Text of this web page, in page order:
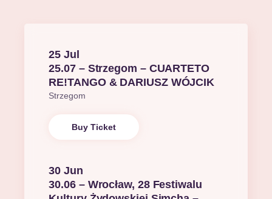
25 Jul
25.07 – Strzegom – CUARTETO
RE!TANGO & DARIUSZ WÓJCIK
Strzegom
Buy Ticket
30 Jun
30.06 – Wrocław, 28 Festiwalu